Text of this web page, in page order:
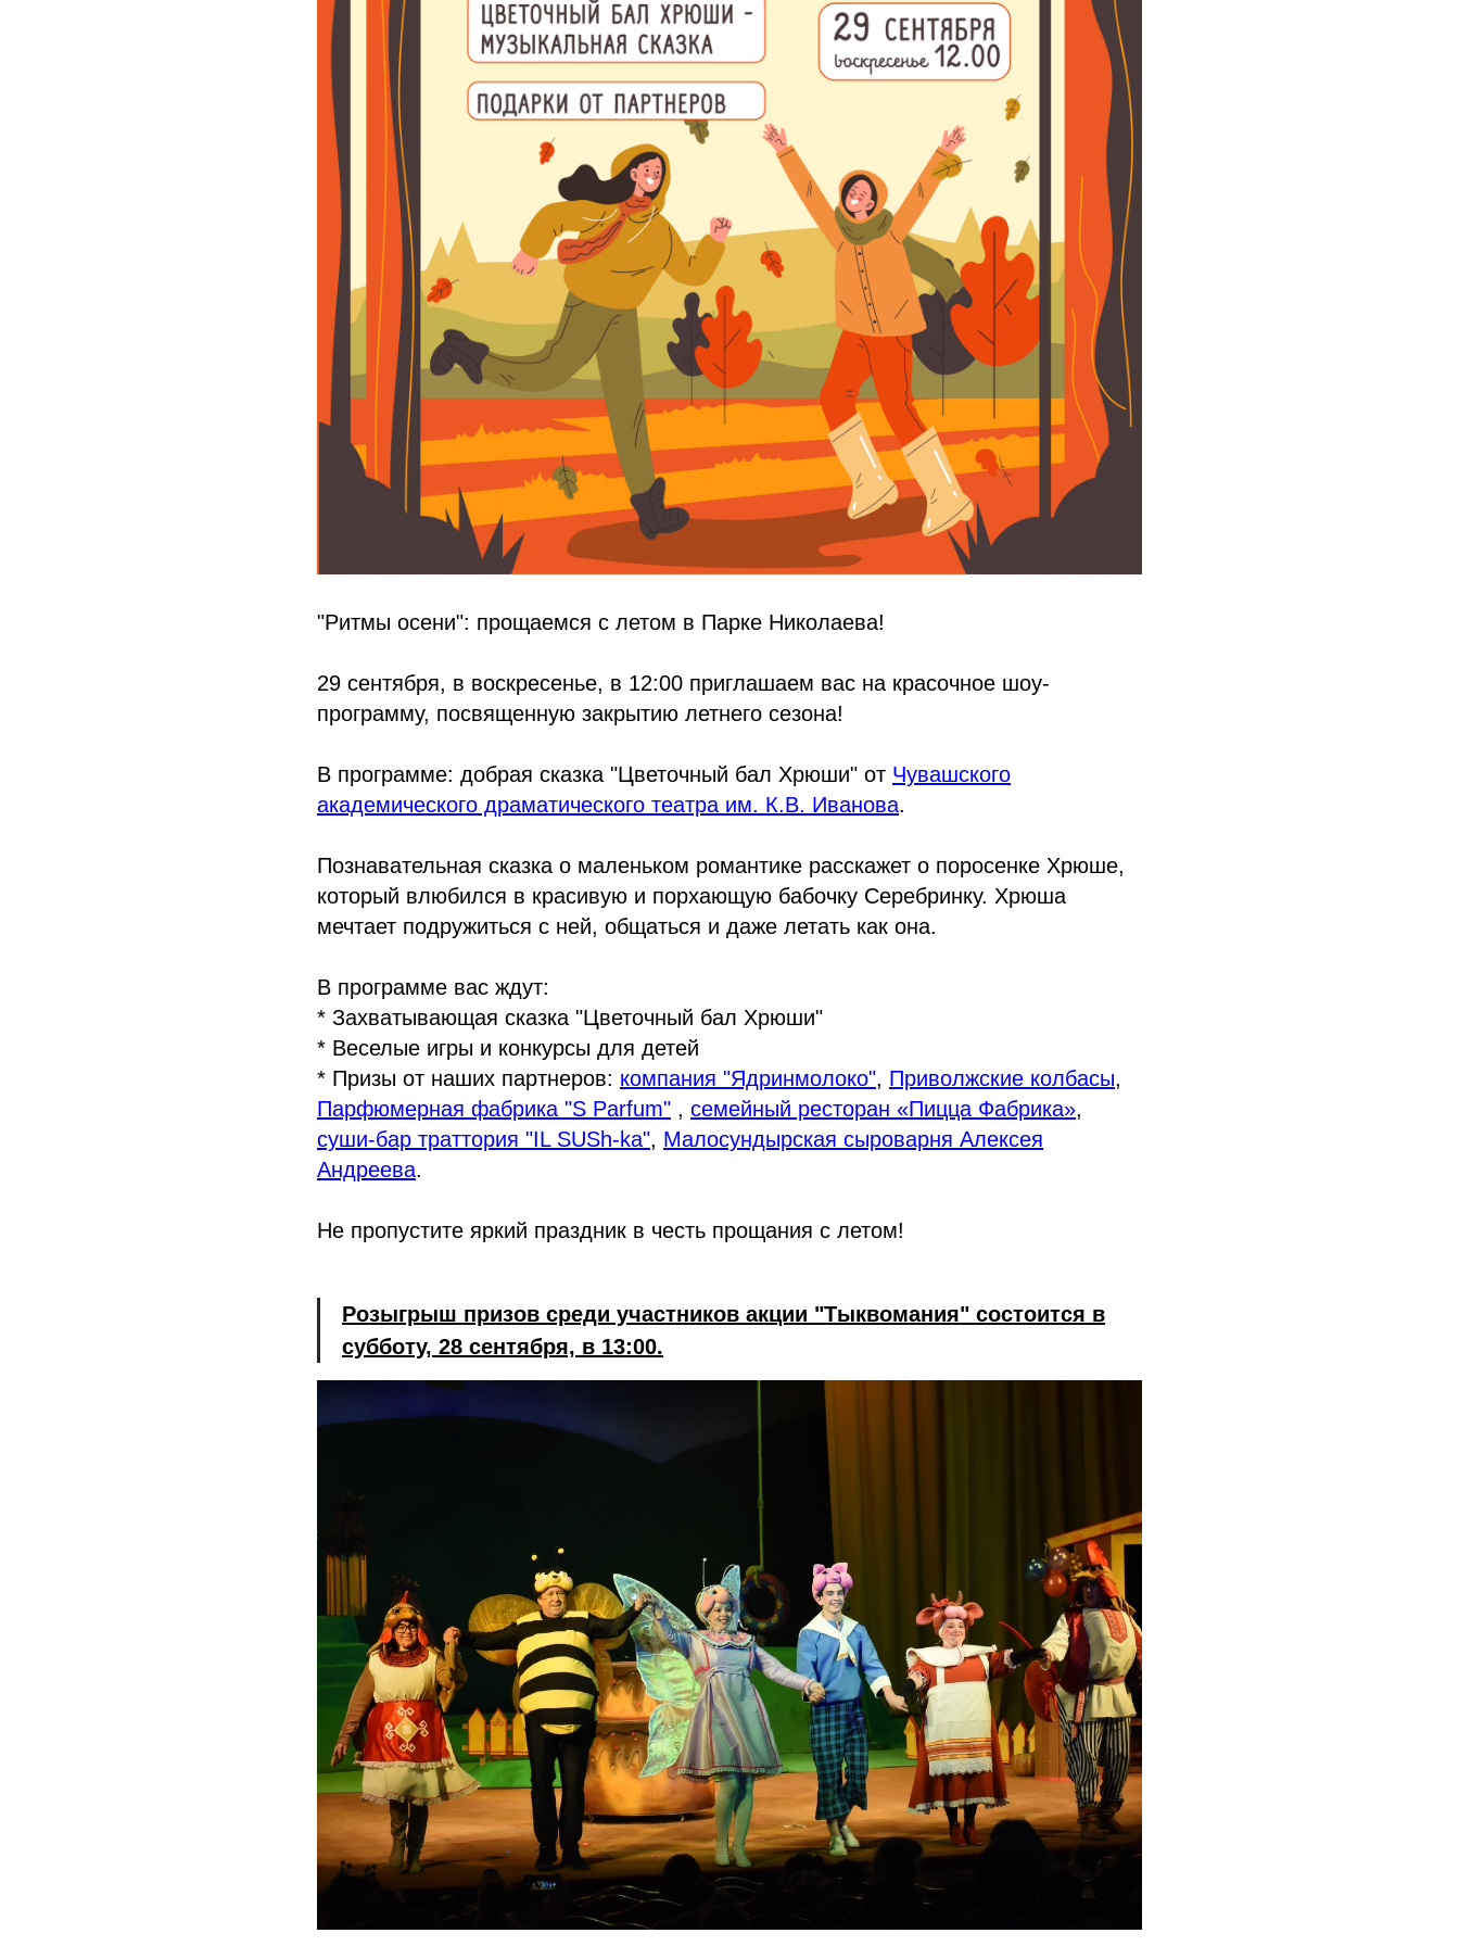
"Ритмы осени": прощаемся с летом в Парке Николаева!
29 сентября, в воскресенье, в 12:00 приглашаем вас на красочное шоу-
программу, посвященную закрытию летнего сезона!
В программе: добрая сказка "Цветочный бал Хрюши" от Чувашского
академического драматического театра им. К.В. Иванова.
Познавательная сказка о маленьком романтике расскажет о поросенке Хрюше,
который влюбился в красивую и порхающую бабочку Серебринку. Хрюша
мечтает подружиться с ней, общаться и даже летать как она.
В программе вас ждут:
* Захватывающая сказка "Цветочный бал Хрюши"
* Веселые игры и конкурсы для детей
* Призы от наших партнеров: компания "Ядринмолоко", Приволжские колбасы,
Парфюмерная фабрика "S Parfum" , семейный ресторан «Пицца Фабрика»,
суши-бар траттория "IL SUSh-ka", Малосундырская сыроварня Алексея
Андреева.
Не пропустите яркий праздник в честь прощания с летом!
Розыгрыш призов среди участников акции "Тыквомания" состоится в
субботу, 28 сентября, в 13:00.